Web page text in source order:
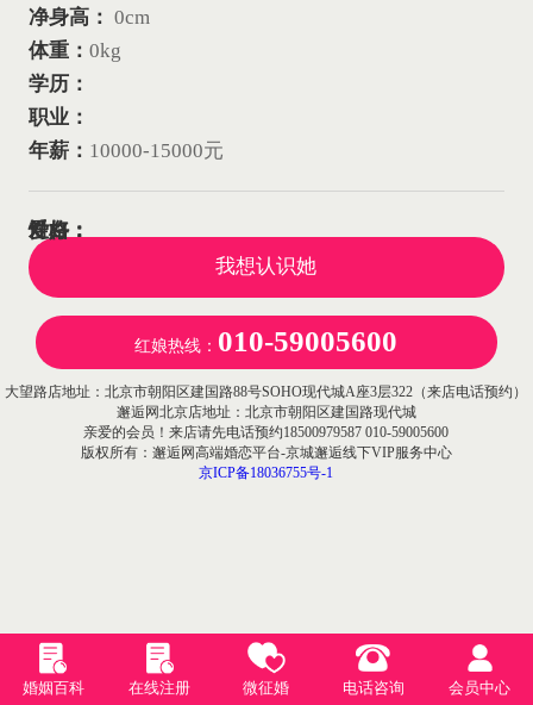
净身高： 0cm
体重： 0kg
学历：
职业：
年薪： 10000-15000元
性格：
对白：
爱好：
我想认识她
红娘热线： 010-59005600
大望路店地址：北京市朝阳区建国路88号SOHO现代城A座3层322（来店电话预约）
邂逅网北京店地址：北京市朝阳区建国路现代城
亲爱的会员！来店请先电话预约18500979587 010-59005600
版权所有：邂逅网高端婚恋平台-京城邂逅线下VIP服务中心
京ICP备18036755号-1
婚姻百科 在线注册 微征婚 电话咨询 会员中心